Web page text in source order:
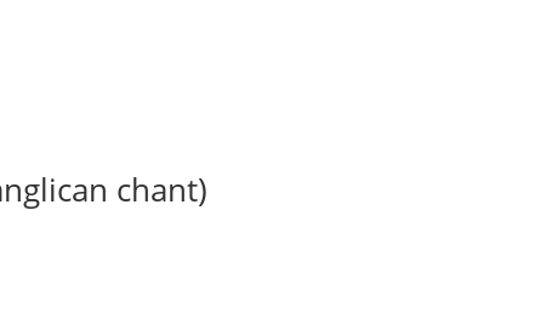
chant)